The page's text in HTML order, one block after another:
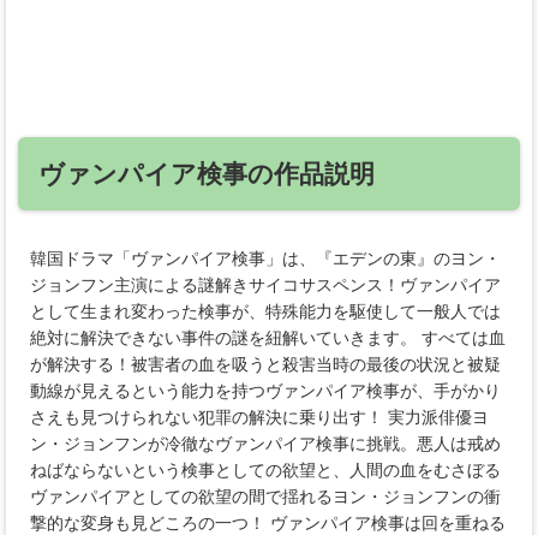
ヴァンパイア検事の作品説明
韓国ドラマ「ヴァンパイア検事」は、『エデンの東』のヨン・
ジョンフン主演による謎解きサイコサスペンス！ヴァンパイア
として生まれ変わった検事が、特殊能力を駆使して一般人では
絶対に解決できない事件の謎を紐解いていきます。 すべては血
が解決する！被害者の血を吸うと殺害当時の最後の状況と被疑
動線が見えるという能力を持つヴァンパイア検事が、手がかり
さえも見つけられない犯罪の解決に乗り出す！ 実力派俳優ヨ
ン・ジョンフンが冷徹なヴァンパイア検事に挑戦。悪人は戒め
ねばならないという検事としての欲望と、人間の血をむさぼる
ヴァンパイアとしての欲望の間で揺れるヨン・ジョンフンの衝
撃的な変身も見どころの一つ！ ヴァンパイア検事は回を重ねる